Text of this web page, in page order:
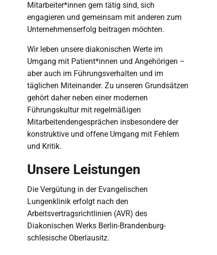
Mitarbeiter*innen gern tätig sind, sich
engagieren und gemeinsam mit anderen zum
Unternehmenserfolg beitragen möchten.
Wir leben unsere diakonischen Werte im
Umgang mit Patient*innen und Angehörigen –
aber auch im Führungsverhalten und im
täglichen Miteinander. Zu unseren Grundsätzen
gehört daher neben einer modernen
Führungskultur mit regelmäßigen
Mitarbeitendengesprächen insbesondere der
konstruktive und offene Umgang mit Fehlern
und Kritik.
Unsere Leistungen
Die Vergütung in der Evangelischen
Lungenklinik erfolgt nach den
Arbeitsvertragsrichtlinien (AVR) des
Diakonischen Werks Berlin-Brandenburg-
schlesische Oberlausitz.